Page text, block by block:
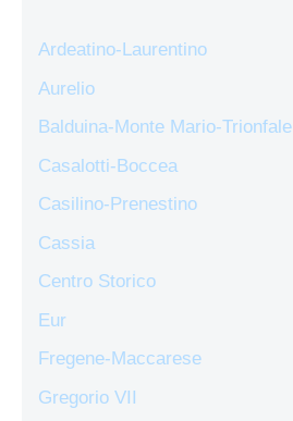
Ardeatino-Laurentino
Aurelio
Balduina-Monte Mario-Trionfale
Casalotti-Boccea
Casilino-Prenestino
Cassia
Centro Storico
Eur
Fregene-Maccarese
Gregorio VII